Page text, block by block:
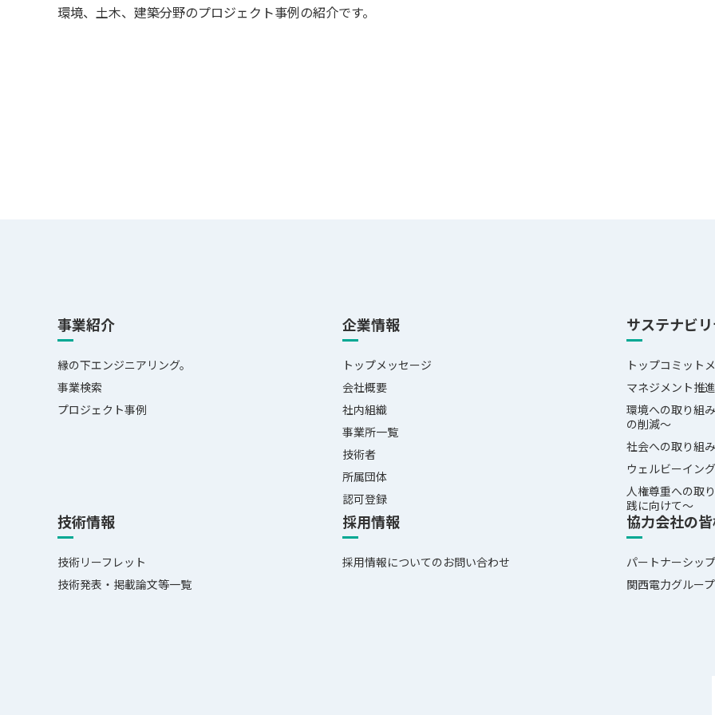
環境、土木、建築分野のプロジェクト事例の紹介です。
事業紹介
縁の下エンジニアリング。
事業検索
プロジェクト事例
企業情報
トップメッセージ
会社概要
社内組織
事業所一覧
技術者
所属団体
認可登録
サステナビ
トップコミット
マネジメント推
環境への取り組
の削減～
社会への取り組
ウェルビーイン
人権尊重への取
践に向けて～
技術情報
技術リーフレット
技術発表・掲載論文等一覧
採用情報
採用情報についてのお問い合わせ
協力会社の
パートナーシッ
関西電力グルー